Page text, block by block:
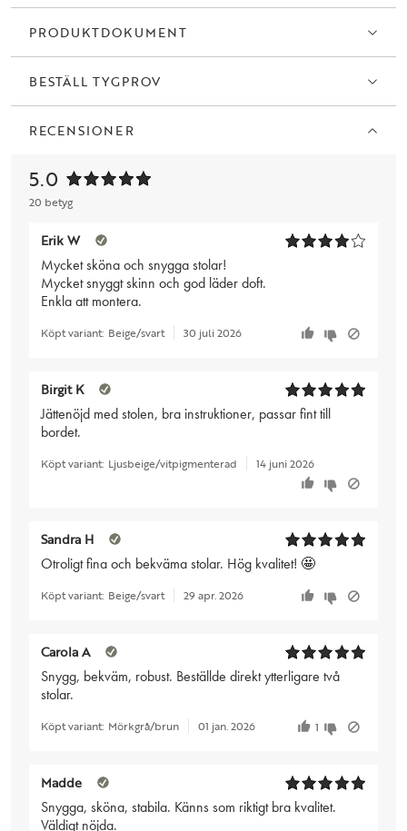
PRODUKTDOKUMENT
BESTÄLL TYGPROV
RECENSIONER
5.0
20 betyg
Erik W
Mycket sköna och snygga stolar!
Mycket snyggt skinn och god läder doft.
Enkla att montera.
Köpt variant: Beige/svart 30 juli 2026
Birgit K
Jättenöjd med stolen, bra instruktioner, passar fint till
bordet.
Köpt variant: Ljusbeige/vitpigmenterad 14 juni 2026
Sandra H
Otroligt fina och bekväma stolar. Hög kvalitet! 🤩
Köpt variant: Beige/svart 29 apr. 2026
Carola A
Snygg, bekväm, robust. Beställde direkt ytterligare två
stolar.
Köpt variant: Mörkgrå/brun 01 jan. 2026 1
Madde
Snygga, sköna, stabila. Känns som riktigt bra kvalitet.
Väldigt nöjda.